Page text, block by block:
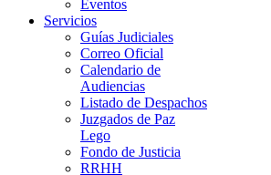
Eventos
Servicios
Guías Judiciales
Correo Oficial
Calendario de
Audiencias
Listado de Despachos
Juzgados de Paz
Lego
Fondo de Justicia
RRHH